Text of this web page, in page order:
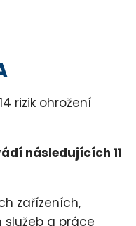
rizik ohrožení
následujících 11
zařízeních,
a práce